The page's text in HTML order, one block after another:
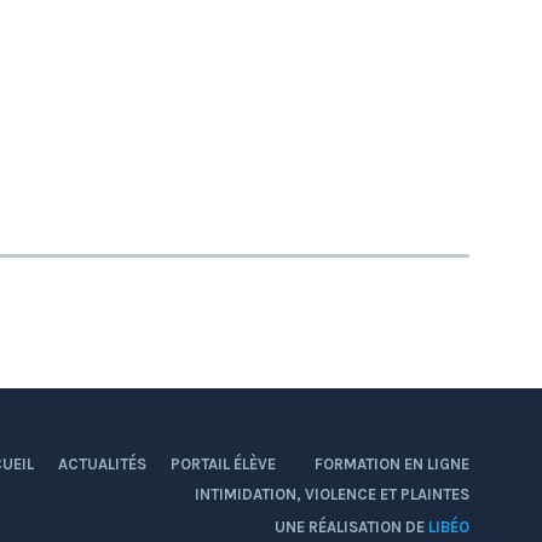
ACTUALITÉS PORTAIL ÉLÈVE
FORMATION EN LIGNE
INTIMIDATION, VIOLENCE ET PLAINTES
InstagramUNE RÉALISATION DE LIBÉO